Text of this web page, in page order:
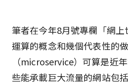
筆者在今年8月號專欄「網
運算的概念和幾個代表性的
（microservice）可算是近
些能承載巨大流量的網站包